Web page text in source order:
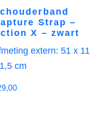
Strap –
X – zwart
extern: 51 x 11
cm